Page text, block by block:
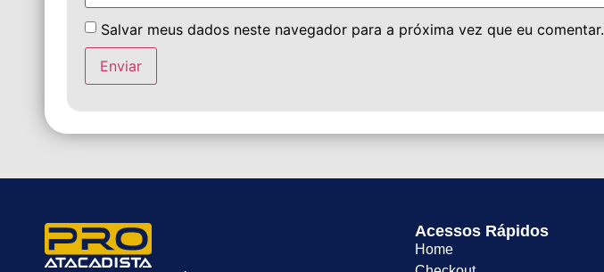
Salvar meus dados neste navegador para a próxima vez que eu comentar.
Acessos Rápidos
Home